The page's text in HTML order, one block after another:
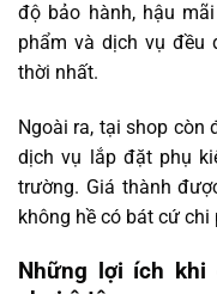
độ bảo hành, hậu
phẩm và dịch vụ đều
thời nhất.
Ngoài ra, tại shop còn
dịch vụ lắp đặt phụ
trường. Giá thành
không hề có bát cứ
Những lợi ích khi